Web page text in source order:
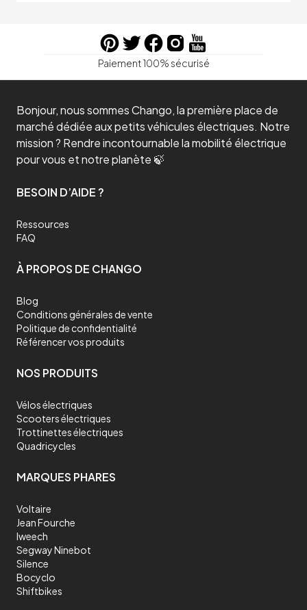
Paiement 100% sécurisé
Bonjour, nous sommes Chango, la première place de
marché dédiée aux petits véhicules électriques. Notre
mission ? Rendre incontournable la mobilité électrique
pour vous et notre planète 🍃
BESOIN D’AIDE ?
Ressources
FAQ
À PROPOS DE CHANGO
Blog
Conditions générales de vente
Politique de confidentialité
Référencer vos produits
NOS PRODUITS
Vélos électriques
Scooters électriques
Trottinettes électriques
Quadricycles
MARQUES PHARES
Voltaire
Jean Fourche
Iweech
Segway Ninebot
Silence
Bocyclo
Shiftbikes